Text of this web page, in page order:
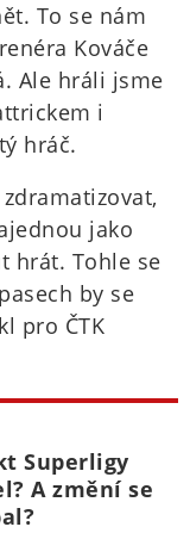
To se nám
Kováče
Ale hráli jsme
i
hráč.
jako
hrát. Tohle se
by se
pro ČTK
Superligy
A změní se